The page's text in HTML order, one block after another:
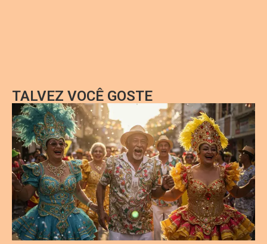
TALVEZ VOCÊ GOSTE